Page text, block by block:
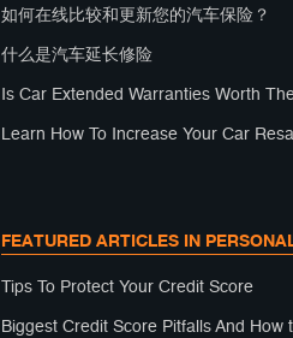
如何在线比较和更新您的汽车保险？
什么是汽车延长修险
Is Car Extended Warranties Worth
Learn How To Increase Your Car
FEATURED ARTICLES IN
Tips To Protect Your Credit Score
Biggest Credit Score Pitfalls And How